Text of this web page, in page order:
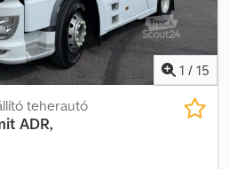
· Telefon · Mobil · WhatsApp)
* Állóhelyzeti klíma Hidraulikus
Intarder
1 / 15
teherautó
ADR,